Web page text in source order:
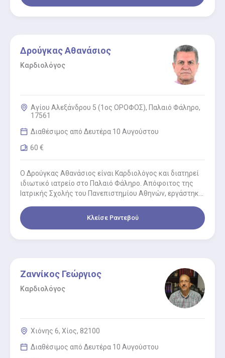
Δρούγκας Αθανάσιος
Καρδιολόγος
Αγίου Αλεξάνδρου 5 (1ος ΟΡΟΦΟΣ), Παλαιό Φάληρο,
17561
Διαθέσιμος από Δευτέρα 10 Αυγούστου
60 €
Ο Δρούγκας Αθανάσιος είναι Καρδιολόγος και διατηρεί
ιδιωτικό ιατρείο στο Παλαιό Φάληρο. Απόφοιτος της
Ιατρικής Σχολής του Πανεπιστημίου Αθηνών, εργάστηκε
Κλείσε Ραντεβού
Ζαννίκος Γεώργιος
Καρδιολόγος
Χιόνης 6, Χίος, 82100
Διαθέσιμος από Δευτέρα 10 Αυγούστου